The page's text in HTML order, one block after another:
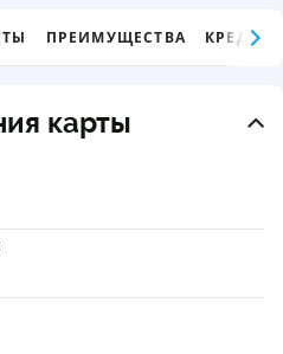
ПРЕИМУЩЕСТВА
карты